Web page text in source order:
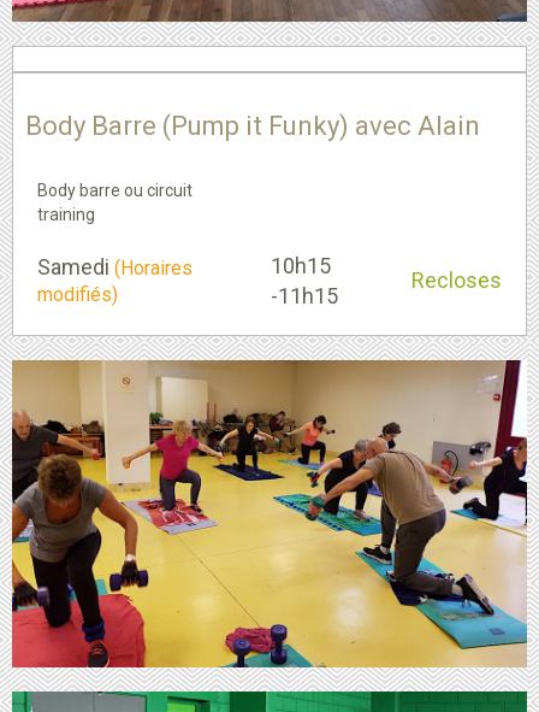
Body Barre (Pump it Funky) avec Alain
Body barre ou circuit
training
Samedi (Horaires
modifiés)
10h15
-11h15
Recloses